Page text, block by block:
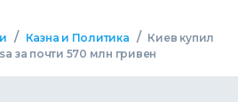
/ Казна и Политика / Киев купил
за почти 570 млн гривен